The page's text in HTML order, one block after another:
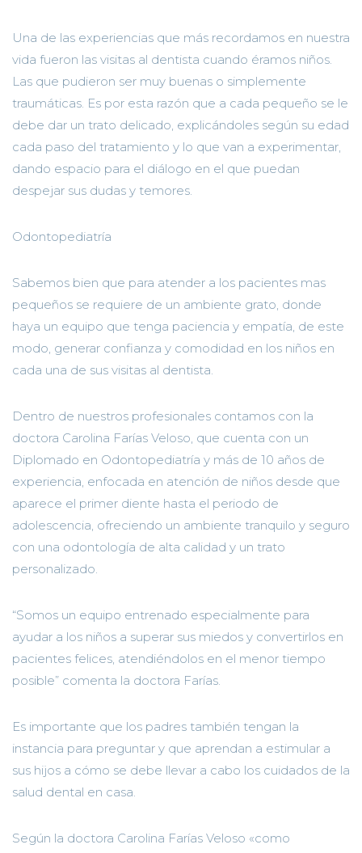
Una de las experiencias que más recordamos en nuestra
vida fueron las visitas al dentista cuando éramos niños.
Las que pudieron ser muy buenas o simplemente
traumáticas. Es por esta razón que a cada pequeño se le
debe dar un trato delicado, explicándoles según su edad
cada paso del tratamiento y lo que van a experimentar,
dando espacio para el diálogo en el que puedan
despejar sus dudas y temores.
Odontopediatría
Sabemos bien que para atender a los pacientes mas
pequeños se requiere de un ambiente grato, donde
haya un equipo que tenga paciencia y empatía, de este
modo, generar confianza y comodidad en los niños en
cada una de sus visitas al dentista.
Dentro de nuestros profesionales contamos con la
doctora Carolina Farías Veloso, que cuenta con un
Diplomado en Odontopediatría y más de 10 años de
experiencia, enfocada en atención de niños desde que
aparece el primer diente hasta el periodo de
adolescencia, ofreciendo un ambiente tranquilo y seguro
con una odontología de alta calidad y un trato
personalizado.
“Somos un equipo entrenado especialmente para
ayudar a los niños a superar sus miedos y convertirlos en
pacientes felices, atendiéndolos en el menor tiempo
posible” comenta la doctora Farías.
Es importante que los padres también tengan la
instancia para preguntar y que aprendan a estimular a
sus hijos a cómo se debe llevar a cabo los cuidados de la
salud dental en casa.
Según la doctora Carolina Farías Veloso «como